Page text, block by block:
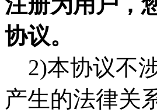
协议。
2)本协议不
产生的法律关